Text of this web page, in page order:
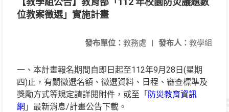
位教案徵選」實施計畫
發布人： 教學組
發布單位： 教務處 |
一、本計畫報名期間自即日起至112年9月28日(星期
四)止，有關徵選名額、徵選資料、日程、審查標準及
獎勵方式等規定請詳閱附件，或至「 防災教育資訊
網 」最新消息/計畫公告下載。